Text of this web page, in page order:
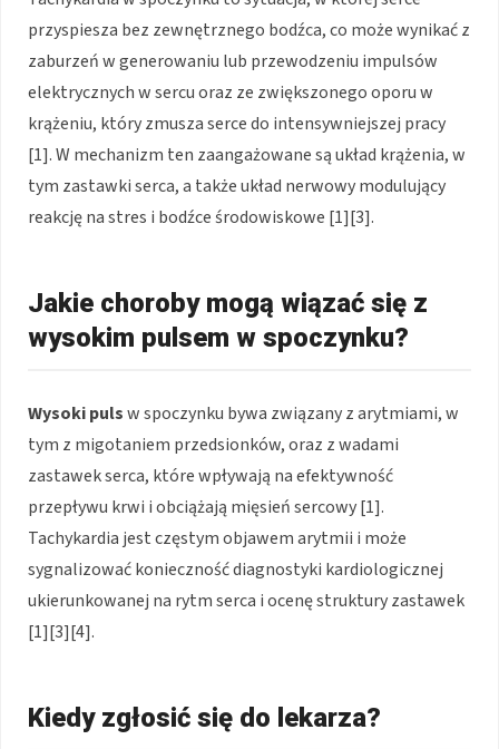
przyspiesza bez zewnętrznego bodźca, co może wynikać z
zaburzeń w generowaniu lub przewodzeniu impulsów
elektrycznych w sercu oraz ze zwiększonego oporu w
krążeniu, który zmusza serce do intensywniejszej pracy
[1]. W mechanizm ten zaangażowane są układ krążenia, w
tym zastawki serca, a także układ nerwowy modulujący
reakcję na stres i bodźce środowiskowe [1][3].
Jakie choroby mogą wiązać się z
wysokim pulsem w spoczynku?
Wysoki pulsw spoczynku bywa związany z arytmiami, w
tym z migotaniem przedsionków, oraz z wadami
zastawek serca, które wpływają na efektywność
przepływu krwi i obciążają mięsień sercowy [1].
Tachykardia jest częstym objawem arytmii i może
sygnalizować konieczność diagnostyki kardiologicznej
ukierunkowanej na rytm serca i ocenę struktury zastawek
[1][3][4].
Kiedy zgłosić się do lekarza?